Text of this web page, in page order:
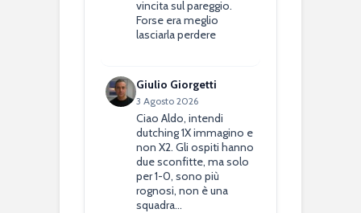
vincita sul pareggio.
Forse era meglio
lasciarla perdere
Giulio Giorgetti
3 Agosto 2026
Ciao Aldo, intendi
dutching 1X immagino e
non X2. Gli ospiti hanno
due sconfitte, ma solo
per 1-0, sono più
rognosi, non è una
squadra…